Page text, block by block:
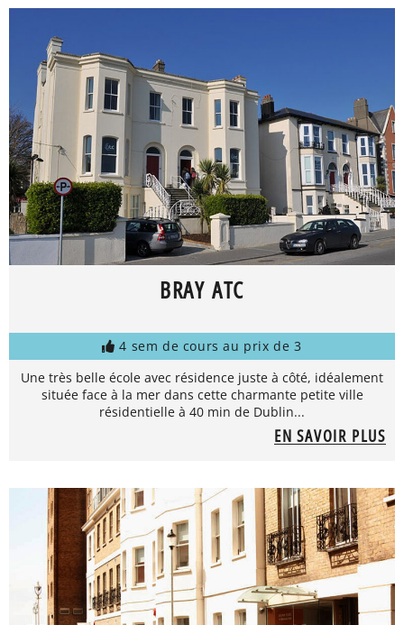
BRAY ATC
4 sem de cours au prix de 3
Une très belle école avec résidence juste à côté, idéalement
située face à la mer dans cette charmante petite ville
résidentielle à 40 min de Dublin...
EN SAVOIR PLUS